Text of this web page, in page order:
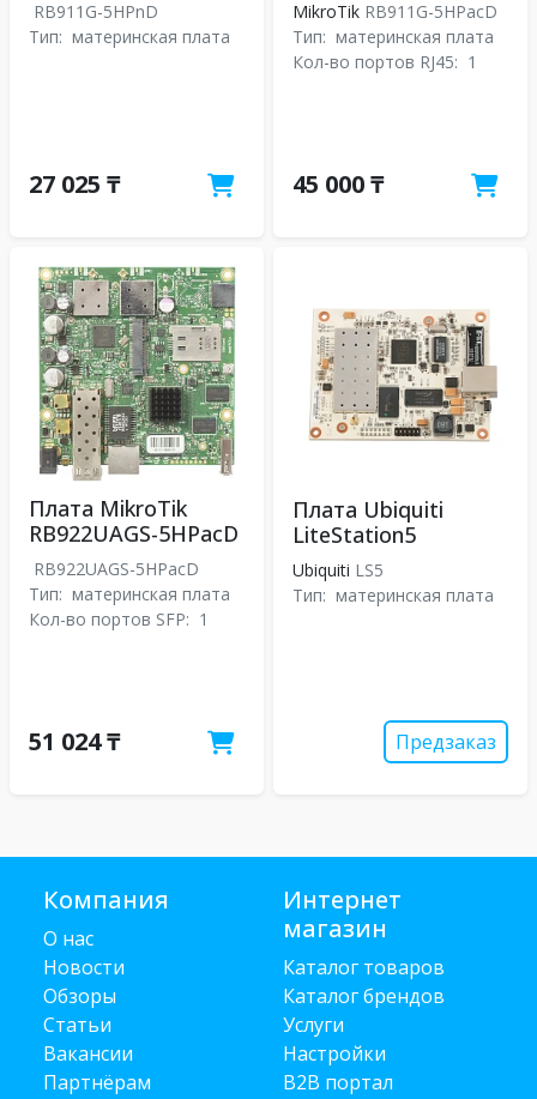
RB911G-5HPnD
Тип: материнская плата
27 025 ₸
MikroTik RB911G-5HPacD
Тип: материнская плата
Кол-во портов RJ45: 1
45 000 ₸
Плата MikroTik
RB922UAGS-5HPacD
RB922UAGS-5HPacD
Тип: материнская плата
Кол-во портов SFP: 1
51 024 ₸
Плата Ubiquiti
LiteStation5
Ubiquiti LS5
Тип: материнская плата
Предзаказ
Компания
О нас
Новости
Обзоры
Статьи
Вакансии
Партнёрам
Интернет
магазин
Каталог товаров
Каталог брендов
Услуги
Настройки
B2B портал